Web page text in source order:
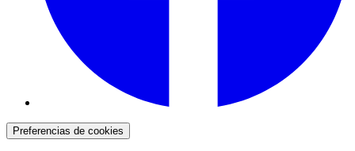
Preferencias de cookies